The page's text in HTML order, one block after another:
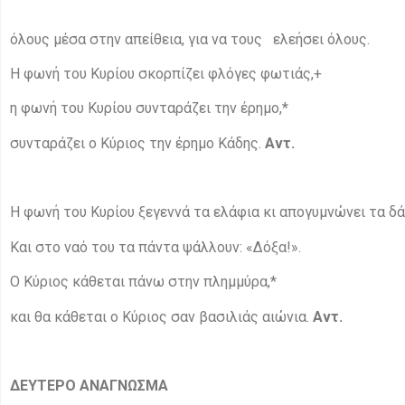
όλους μέσα στην απείθεια, για να τους ελεήσει όλους.
Η φωνή του Κυρίου σκορπίζει φλόγες φωτιάς,+
η φωνή του Κυρίου συνταράζει την έρημο,*
συνταράζει ο Κύριος την έρημο Κάδης. Αντ.
Η φωνή του Κυρίου ξεγεννά τα ελάφια κι απογυμνώνει τα
Και στο ναό του τα πάντα ψάλλουν: «Δόξα!».
Ο Κύριος κάθεται πάνω στην πλημμύρα,*
και θα κάθεται ο Κύριος σαν βασιλιάς αιώνια. Αντ.
ΔΕΥΤΕΡΟ ΑΝΑΓΝΩΣΜΑ